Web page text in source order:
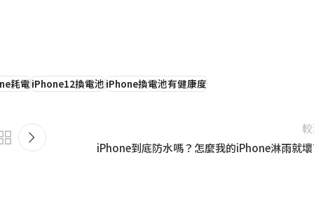
耗電iPhone12換電池iPhone換電池有健康度
iPhone到底防水嗎？怎麼我的iPhone淋雨就